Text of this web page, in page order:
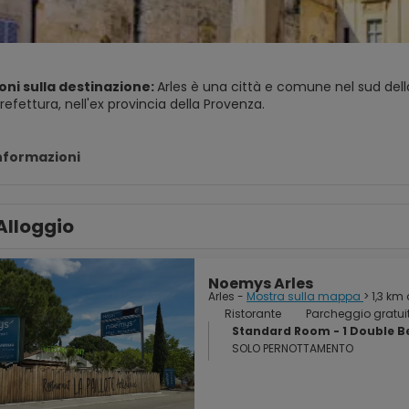
sulla destinazione:Arles è una città e comune nel sud
nell'ex provincia della Provenza.
La città ha una lunga storia ed era di notevole importanza
(les Arènes d'Arles) fu costruito nel I o II secolo a.C.
romane ci sono il teatro classico, i criptoportici e
Noemys Arles
Arles - Mostra sulla mappa > 1,3
Ristorante
Parcheggio
Standard Room - 1 Double
SOLO PERNOTTAMENTO